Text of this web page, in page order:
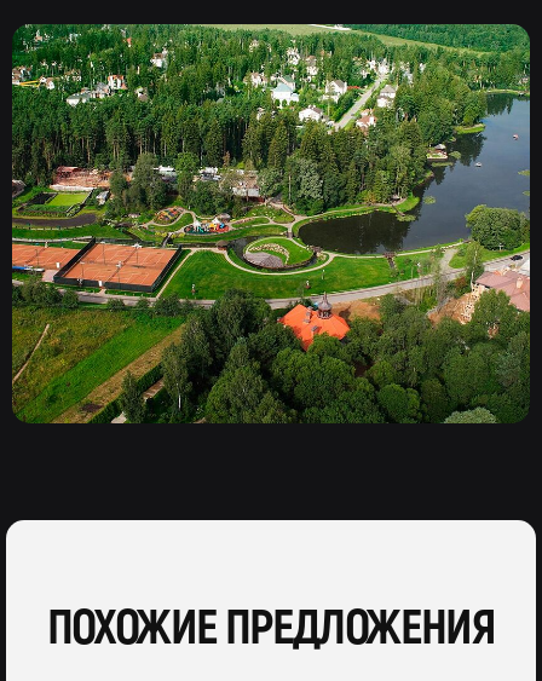
ПОХОЖИЕ ПРЕДЛОЖЕНИЯ